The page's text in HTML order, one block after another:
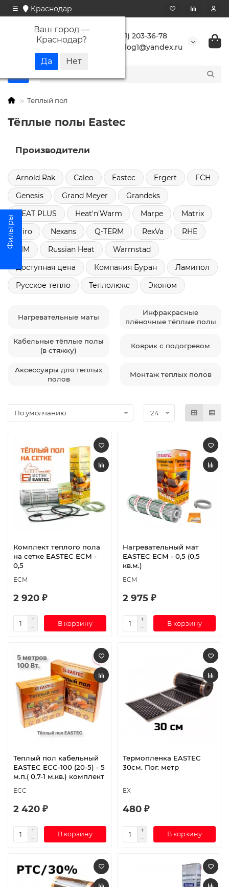
Краснодар
Ваш город —
Краснодар?
+7 (861) 203-36-78
buranlog1@yandex.ru
Теплый пол
Тёплые полы Eastec
Производители
Arnold Rak Caleo Eastec Ergert
FCH
Genesis
Grand Meyer
Grandeks
HEAT PLUS
Heat'n'Warm Marpe
Matrix
Miro
Nexans Q-TERM RexVa
RHE
RIM
Russian Heat
Warmstad
Доступная цена
Компания Буран
Ламипол
Русское тепло
Теплолюкс Эконом
Нагревательные маты
Инфракрасные
плёночные тёплые полы
Кабельные тёплые полы
(в стяжку)
Коврик с подогревом
Аксессуары для теплых
полов
Монтаж теплых полов
Комплект теплого пола
на сетке EASTEC ECM -
0,5
ECM
2 920 ₽
В корзину
Нагревательный мат
EASTEC ECM - 0,5 (0,5
кв.м.)
ECM
2 975 ₽
В корзину
Теплый пол кабельный
EASTEC ECC-100 (20-5) - 5
м.п.( 0,7-1 м.кв.) комплект
ECC
2 420 ₽
В корзину
Термопленка EASTEC
30см. Пог. метр
EX
480 ₽
В корзину